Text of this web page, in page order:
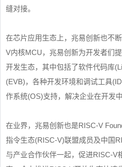
缝对接。
在芯片应用生态上，兆易创新也不
V内核MCU，兆易创新为开发者们
开发生态，其中包括了软件代码库
(EVB)，各种开发环境和调试工具
作系统(OS)支持，解决企业在开发
在业界，兆易创新也是RISC-V
指令生态(RISC-V)联盟成员 及中国
与产业合作伙伴一起，促进RISC-V